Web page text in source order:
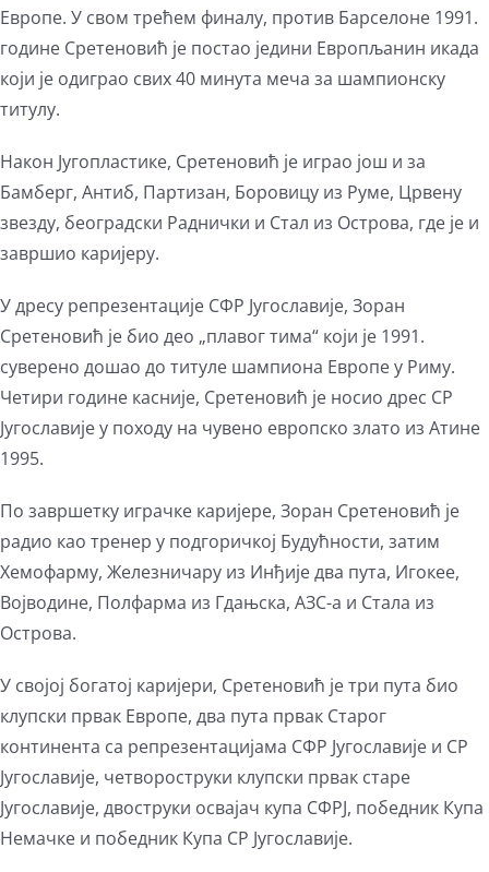
Европе. У свом трећем финалу, против Барселоне 1991.
године Сретеновић је постао једини Европљанин икада
који је одиграо свих 40 минута меча за шампионску
титулу.
Након Југопластике, Сретеновић је играо још и за
Бамберг, Антиб, Партизан, Боровицу из Руме, Црвену
звезду, београдски Раднички и Стал из Острова, где је и
завршио каријеру.
У дресу репрезентације СФР Југославије, Зоран
Сретеновић је био део „плавог тима“ који је 1991.
суверено дошао до титуле шампиона Европе у Риму.
Четири године касније, Сретеновић је носио дрес СР
Југославије у походу на чувено европско злато из Атине
1995.
По завршетку играчке каријере, Зоран Сретеновић је
радио као тренер у подгоричкој Будућности, затим
Хемофарму, Железничару из Инђије два пута, Игокее,
Војводине, Полфарма из Гдањска, АЗС-а и Стала из
Острова.
У својој богатој каријери, Сретеновић је три пута био
клупски првак Европе, два пута првак Старог
континента са репрезентацијама СФР Југославије и СР
Југославије, четвороструки клупски првак старе
Југославије, двоструки освајач купа СФРЈ, победник Купа
Немачке и победник Купа СР Југославије.